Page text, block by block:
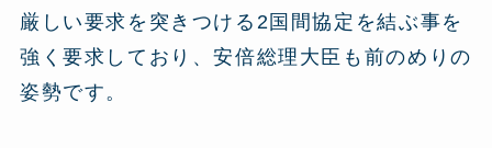
厳しい要求を突きつける2国間協定を結ぶ事を
強く要求しており、安倍総理大臣も前のめりの
姿勢です。